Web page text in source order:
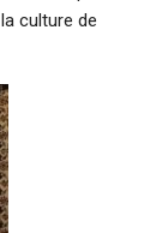
culture de